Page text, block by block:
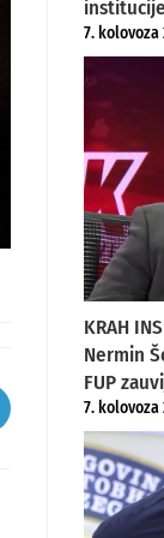
7. kolovoza
KRAH
Nermin
FUP
7. kolovoza